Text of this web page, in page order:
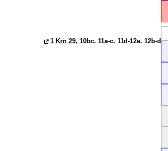
1 Krn 29, 10bc. 11a-c. 11d-12a. 12b-d